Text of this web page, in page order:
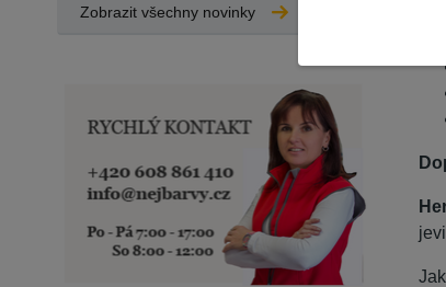
Zobrazit všechny novinky